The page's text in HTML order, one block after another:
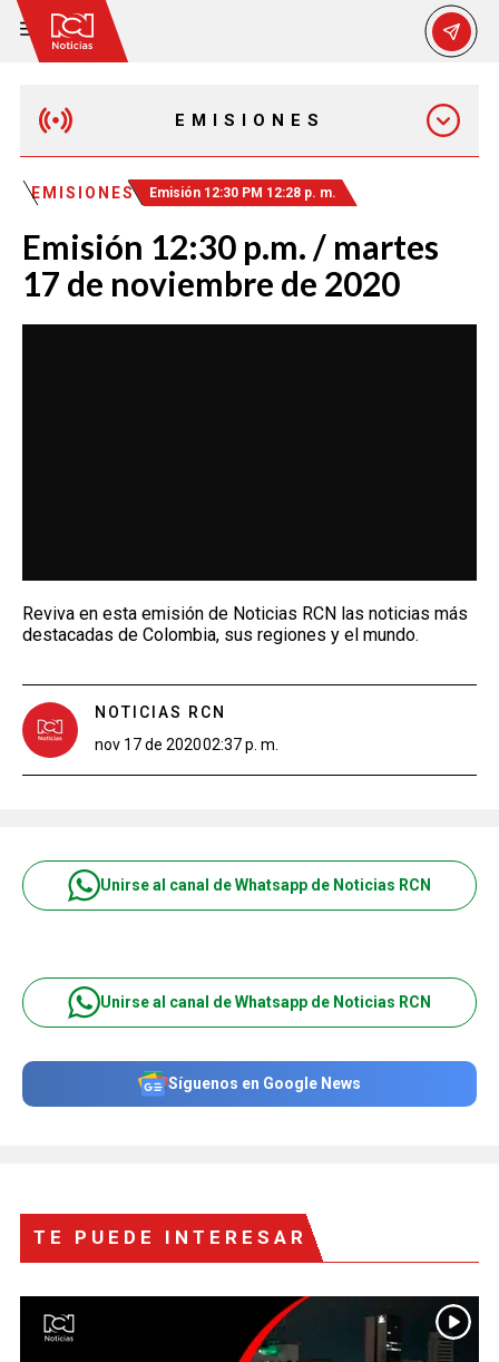
EMISIONES
MAÑANA EXPRESS
EMISIÓN 12:30 PM
EMISIONES Emisión 12:30 PM 12:28 p. m.
Emisión 12:30 p.m. / martes
17 de noviembre de 2020
Reviva en esta emisión de Noticias RCN las noticias más
destacadas de Colombia, sus regiones y el mundo.
NOTICIAS RCN
nov 17 de 202002:37 p. m.
Unirse al canal de Whatsapp de Noticias RCN
Unirse al canal de Whatsapp de Noticias RCN
Síguenos en Google News
TE PUEDE INTERESAR